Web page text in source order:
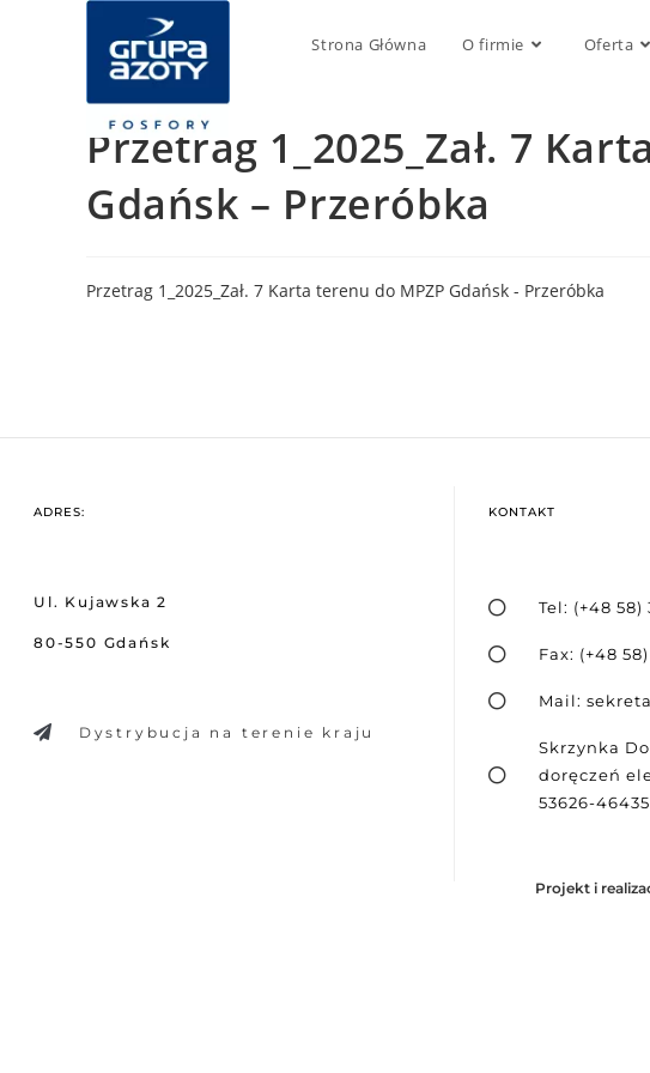
Strona Główna O firmie Oferta
Przetrag 1_2025_Zał. 7
Gdańsk – Przeróbka
Przetrag 1_2025_Zał. 7 Karta terenu do MPZP Gdańsk - Przeróbka
ADRES:
Ul. Kujawska 2
80-550 Gdańsk
Dystrybucja na terenie kraju
KONTAKT
Tel: (+48 58)
Fax: (+48
Mail:
Skrzynka
doręczeń
53626-
Projekt i